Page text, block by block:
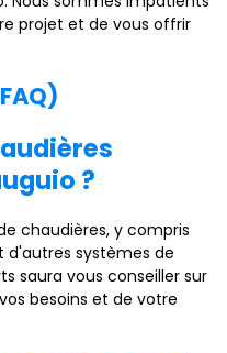
projet et de vous offrir
?
chaudières, y compris
d'autres systèmes de
saura vous conseiller sur
besoins et de votre